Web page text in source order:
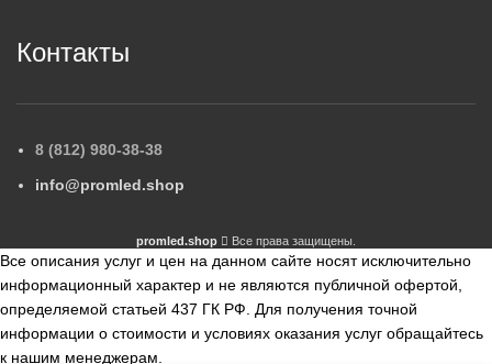
Контакты
8 (812) 980-38-38
info@promled.shop
promled.shop Все права защищены.
Все описания услуг и цен на данном сайте носят исключительно
информационный характер и не являются публичной офертой,
определяемой статьей 437 ГК РФ. Для получения точной
информации о стоимости и условиях оказания услуг обращайтесь
к нашим менеджерам.